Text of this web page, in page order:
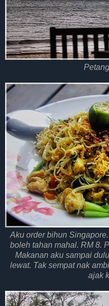
Aku order bihun
boleh tahan mahal. RM 8.
Makanan aku sampai
lewat. Tak sempat nak
ajak